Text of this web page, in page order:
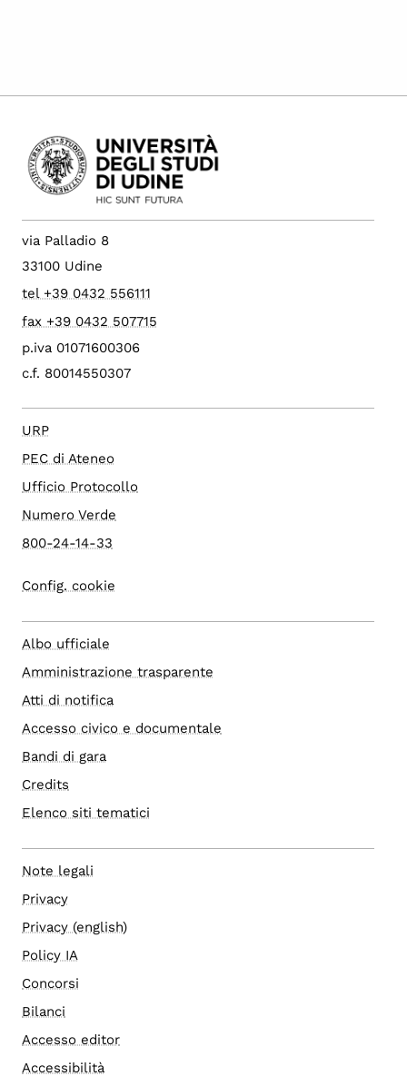
via Palladio 8
33100 Udine
tel +39 0432 556111
fax +39 0432 507715
p.iva 01071600306
c.f. 80014550307
URP
PEC di Ateneo
Ufficio Protocollo
Numero Verde
800-24-14-33
Config. cookie
Albo ufficiale
Amministrazione trasparente
Atti di notifica
Accesso civico e documentale
Bandi di gara
Credits
Elenco siti tematici
Note legali
Privacy
Privacy (english)
Policy IA
Concorsi
Bilanci
Accesso editor
Accessibilità